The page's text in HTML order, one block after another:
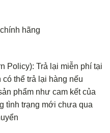
hãng
Policy): Trả lại miễn phí tại
thể trả lại hàng nếu
phẩm như cam kết của
tình trạng mới chưa qua